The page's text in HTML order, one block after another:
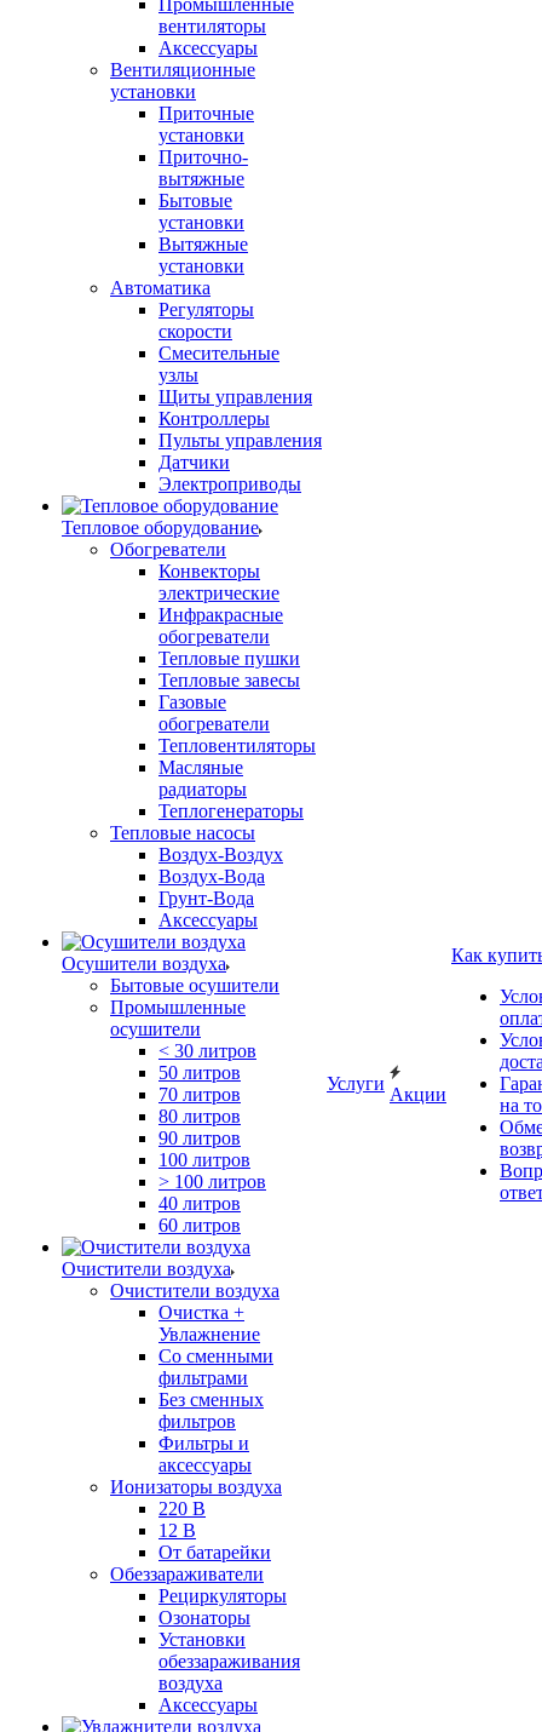
Промышленные
вентиляторы
Аксессуары
Вентиляционные
установки
Приточные
установки
Приточно-
вытяжные
Бытовые
установки
Вытяжные
установки
Автоматика
Регуляторы
скорости
Смесительные
узлы
Щиты управления
Контроллеры
Пульты управления
Датчики
Электроприводы
Тепловое оборудование
Обогреватели
Конвекторы
электрические
Инфракрасные
обогреватели
Тепловые пушки
Тепловые завесы
Газовые
обогреватели
Тепловентиляторы
Масляные
радиаторы
Теплогенераторы
Тепловые насосы
Воздух-Воздух
Воздух-Вода
Грунт-Вода
Аксессуары
Осушители воздуха
Бытовые осушители
Промышленные
осушители
< 30 литров
50 литров
70 литров
80 литров
90 литров
100 литров
> 100 литров
40 литров
60 литров
Очистители воздуха
Очистители воздуха
Очистка +
Увлажнение
Cо сменными
фильтрами
Без сменных
фильтров
Фильтры и
аксессуары
Ионизаторы воздуха
220 В
12 В
От батарейки
Обеззараживатели
Рециркуляторы
Озонаторы
Установки
обеззараживания
воздуха
Аксессуары
Услуги
Акции
Как
на